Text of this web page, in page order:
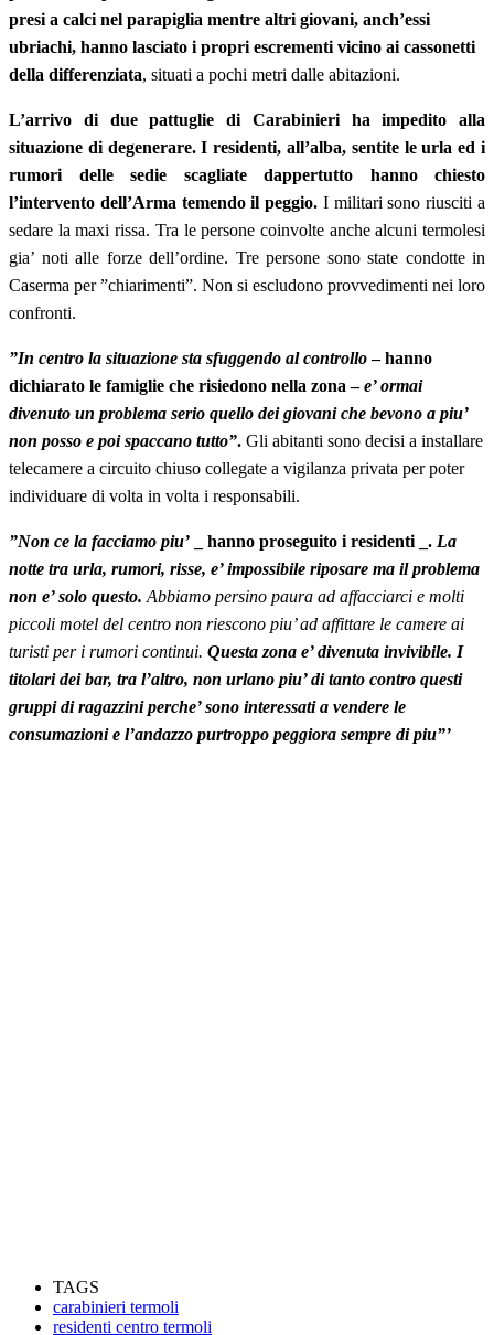
presi a calci nel parapiglia mentre altri giovani, anch’essi
ubriachi, hanno lasciato i propri escrementi vicino ai cassonetti
della differenziata, situati a pochi metri dalle abitazioni.
L’arrivo di due pattuglie di Carabinieri ha impedito alla
situazione di degenerare. I residenti, all’alba, sentite le urla ed i
rumori delle sedie scagliate dappertutto hanno chiesto
l’intervento dell’Arma temendo il peggio. I militari sono riusciti a
sedare la maxi rissa. Tra le persone coinvolte anche alcuni termolesi
gia’ noti alle forze dell’ordine. Tre persone sono state condotte in
Caserma per ”chiarimenti”. Non si escludono provvedimenti nei loro
confronti.
”In centro la situazione sta sfuggendo al controllo– hanno
dichiarato le famiglie che risiedono nella zona –e’ ormai
divenuto un problema serio quello dei giovani che bevono a piu’
non posso e poi spaccano tutto”. Gli abitanti sono decisi a installare
telecamere a circuito chiuso collegate a vigilanza privata per poter
individuare di volta in volta i responsabili.
”Non ce la facciamo piu’ _ hanno proseguito i residenti _. La
notte tra urla, rumori, risse, e’ impossibile riposare ma il problema
non e’ solo questo. Abbiamo persino paura ad affacciarci e molti
piccoli motel del centro non riescono piu’ ad affittare le camere ai
turisti per i rumori continui. Questa zona e’ divenuta invivibile. I
titolari dei bar, tra l’altro, non urlano piu’ di tanto contro questi
gruppi di ragazzini perche’ sono interessati a vendere le
consumazioni e l’andazzo purtroppo peggiora sempre di piu”’
TAGS
carabinieri termoli
residenti centro termoli